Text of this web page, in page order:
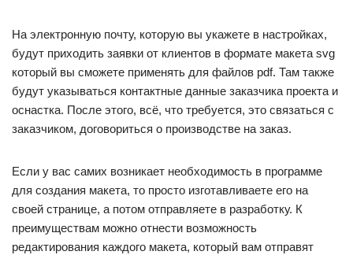
На электронную почту, которую вы укажете в настройках,
будут приходить заявки от клиентов в формате макета svg
который вы сможете применять для файлов pdf. Там также
будут указываться контактные данные заказчика проекта и
оснастка. После этого, всё, что требуется, это связаться с
заказчиком, договориться о производстве на заказ.
Если у вас самих возникает необходимость в программе
для создания макета, то просто изготавливаете его на
своей странице, а потом отправляете в разработку. К
преимуществам можно отнести возможность
редактирования каждого макета, который вам отправят